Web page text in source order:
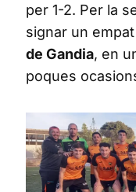
per 1-2. Per la
signar un
de Gandia, en
poques